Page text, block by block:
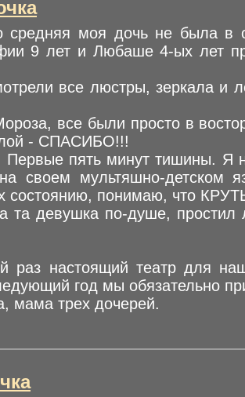
моя дочь не была в
9 лет и Любаше 4-ых лет
все люстры, зеркала и
все были просто в
- СПАСИБО!!!
пять минут тишины. Я
своем мультяшно-детском
состоянию, понимаю, что
та девушка по-душе,
раз настоящий театр для
год мы обязательно
мама трех дочерей.